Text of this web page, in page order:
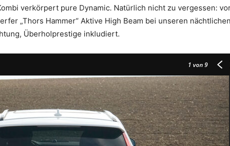
verkörpert pure Dynamic. Natürlich nicht zu vergessen:
„Thors Hammer“ Aktive High Beam bei unseren nächtlichen
Überholprestige inkludiert.
1 von 9